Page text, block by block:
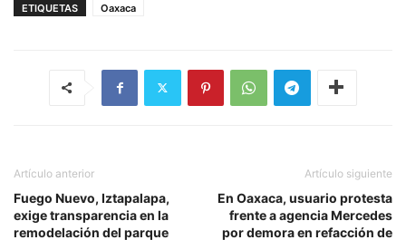
ETIQUETAS Oaxaca
Artículo anterior
Fuego Nuevo, Iztapalapa,
exige transparencia en la
remodelación del parque
Artículo siguiente
En Oaxaca, usuario protesta
frente a agencia Mercedes
por demora en refacción de